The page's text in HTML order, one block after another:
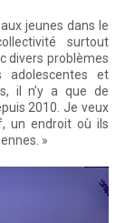
jeunes dans le
surtout
divers problèmes
adolescentes et
il n’y a que de
2010. Je veux
un endroit où ils
»